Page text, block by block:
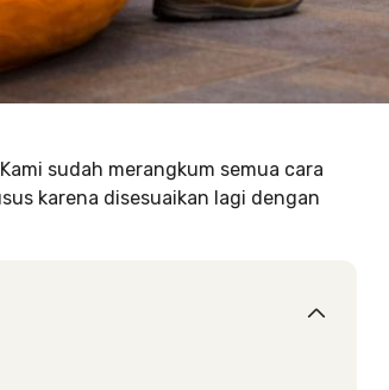
sudah merangkum semua cara
karena disesuaikan lagi dengan